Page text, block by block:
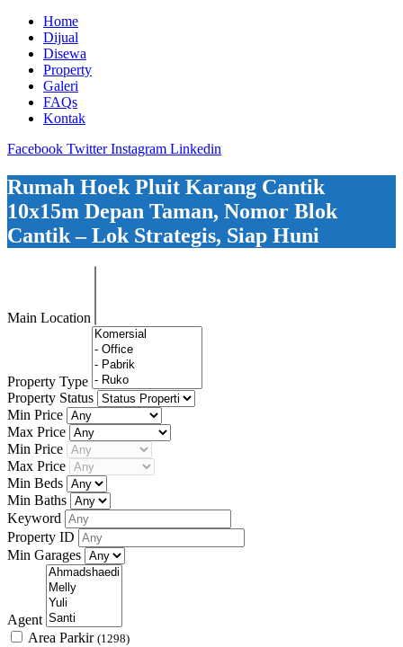
Home
Dijual
Disewa
Property
Galeri
FAQs
Kontak
Facebook Twitter Instagram Linkedin
Rumah Hoek Pluit Karang Cantik
10x15m Depan Taman, Nomor Blok
Cantik – Lok Strategis, Siap Huni
Main Location
Property Type
Property Status
Min Price
Max Price
Min Price
Max Price
Min Beds
Min Baths
Keyword
Property ID
Min Garages
Agent
Area Parkir (1298)